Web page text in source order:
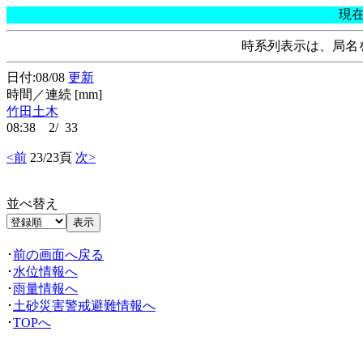
現
時系列表示は、局
日付:08/08 更新
時間／連続 [mm]
竹田土木
08:38 2/ 33
<前 23/23頁 次>
並べ替え
･前の画面へ戻る
･ 水位情報へ
･雨量情報へ
･ 土砂災害警戒避難情報へ
･TOPへ